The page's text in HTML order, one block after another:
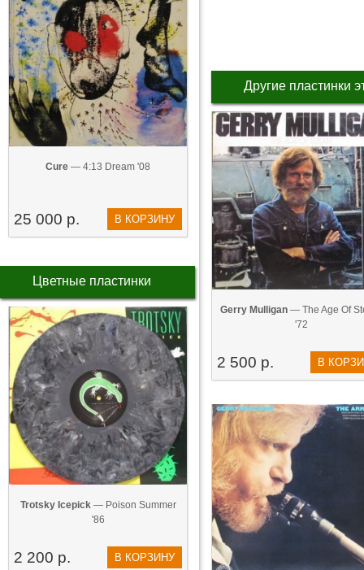
Cure — 4:13 Dream '08
25 000 р. В КОРЗИНУ
Цветные пластинки
Trotsky Icepick— Poison Summer
'86
2 200 р. В КОРЗИНУ
Другие пластинки
Gerry Mulligan — The Age Of
'72
2 500 р. В